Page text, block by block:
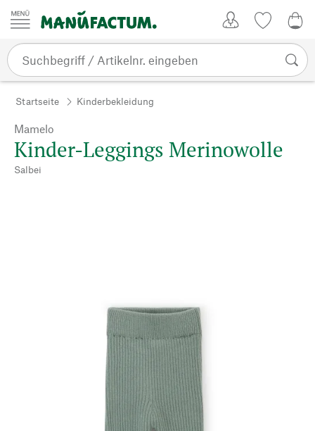
Zum Inhalt springen
Startseite Kinderbekleidung
Mamelo
Kinder-Leggings Merinowolle
Salbei